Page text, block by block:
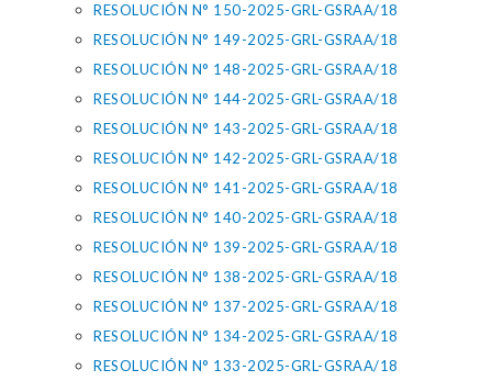
RESOLUCIÓN N° 150-2025-GRL-GSRAA/18
RESOLUCIÓN N° 149-2025-GRL-GSRAA/18
RESOLUCIÓN N° 148-2025-GRL-GSRAA/18
RESOLUCIÓN N° 144-2025-GRL-GSRAA/18
RESOLUCIÓN N° 143-2025-GRL-GSRAA/18
RESOLUCIÓN N° 142-2025-GRL-GSRAA/18
RESOLUCIÓN N° 141-2025-GRL-GSRAA/18
RESOLUCIÓN N° 140-2025-GRL-GSRAA/18
RESOLUCIÓN N° 139-2025-GRL-GSRAA/18
RESOLUCIÓN N° 138-2025-GRL-GSRAA/18
RESOLUCIÓN N° 137-2025-GRL-GSRAA/18
RESOLUCIÓN N° 134-2025-GRL-GSRAA/18
RESOLUCIÓN N° 133-2025-GRL-GSRAA/18